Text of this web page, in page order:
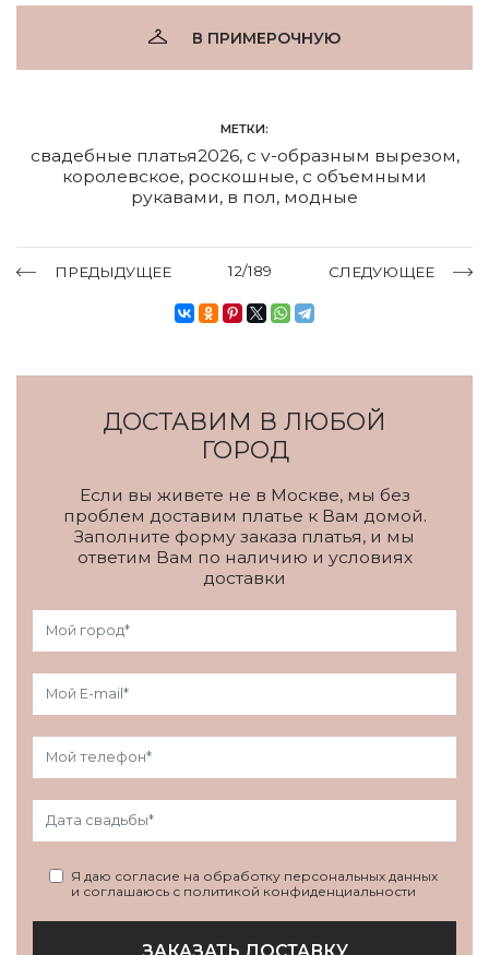
В ПРИМЕРОЧНУЮ
МЕТКИ:
свадебные платья2026, с v-образным вырезом,
королевское, роскошные, с объемными
рукавами, в пол, модные
ПРЕДЫДУЩЕЕ 12/189 СЛЕДУЮЩЕЕ
ДОСТАВИМ В ЛЮБОЙ
ГОРОД
Если вы живете не в Москве, мы без
проблем доставим платье к Вам домой.
Заполните форму заказа платья, и мы
ответим Вам по наличию и условиях
доставки
Я даю согласие на обработку персональных данных
и соглашаюсь с политикой конфиденциальности